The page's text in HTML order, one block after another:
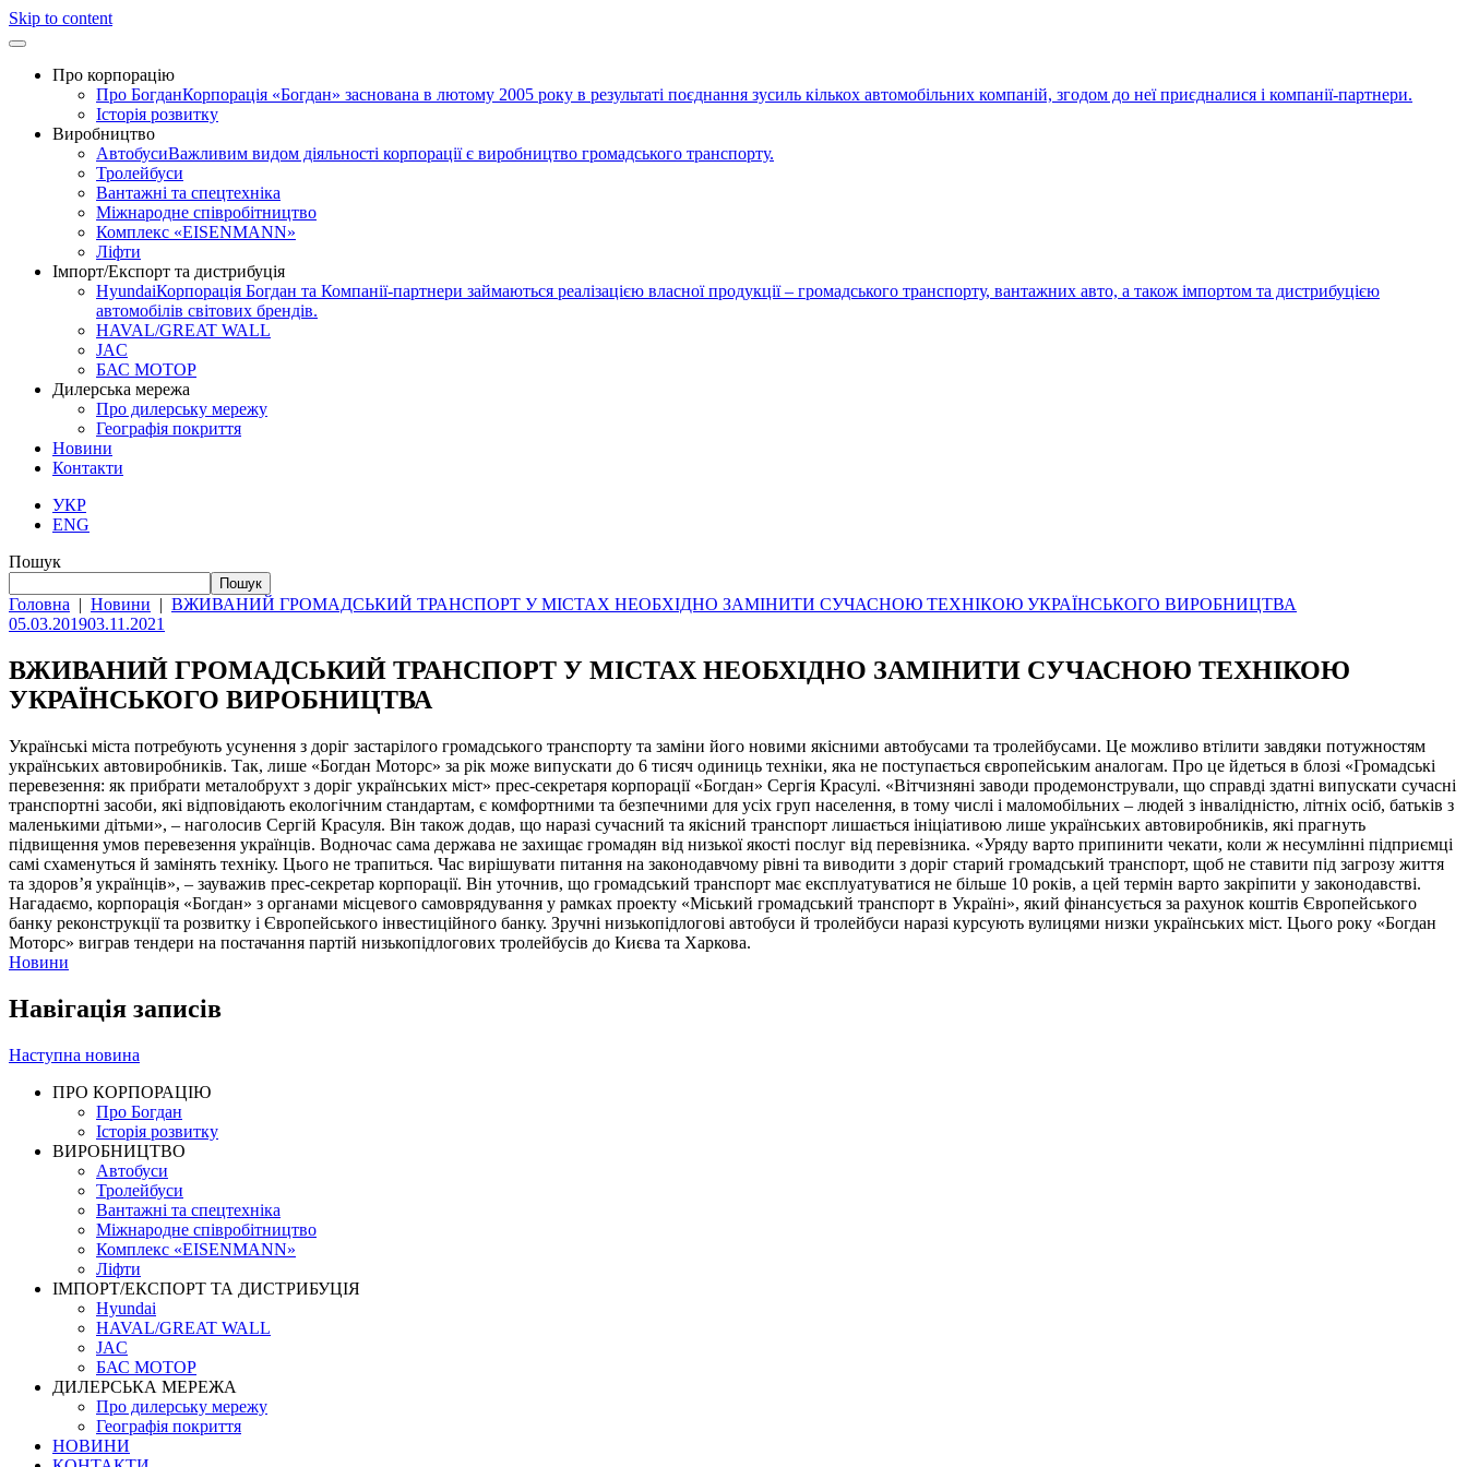
Skip to content
Про корпорацію
Про БогданКорпорація «Богдан» заснована в лютому 2005 року в результаті поєднання зусиль кількох автомобільних компаній, згодом до неї приєдналися і компанії-партнери.
Історія розвитку
Виробництво
АвтобусиВажливим видом діяльності корпорації є виробництво громадського транспорту.
Тролейбуси
Вантажні та спецтехніка
Міжнародне співробітництво
Комплекс «EISENMANN»
Ліфти
Імпорт/Експорт та дистрибуція
HyundaiКорпорація Богдан та Компанії-партнери займаються реалізацією власної продукції – громадського транспорту, вантажних авто, а також імпортом та дистрибуцією
автомобілів світових брендів.
HAVAL/GREAT WALL
JAC
БАС МОТОР
Дилерська мережа
Про дилерську мережу
Географія покриття
Новини
Контакти
УКР
ENG
Пошук
Пошук
Головна | Новини | ВЖИВАНИЙ ГРОМАДСЬКИЙ ТРАНСПОРТ У МІСТАХ НЕОБХІДНО ЗАМІНИТИ СУЧАСНОЮ ТЕХНІКОЮ УКРАЇНСЬКОГО ВИРОБНИЦТВА
05.03.201903.11.2021
ВЖИВАНИЙ ГРОМАДСЬКИЙ ТРАНСПОРТ У МІСТАХ НЕОБХІДНО ЗАМІНИТИ СУЧАСНОЮ ТЕХНІКОЮ
УКРАЇНСЬКОГО ВИРОБНИЦТВА
Українські міста потребують усунення з доріг застарілого громадського транспорту та заміни його новими якісними автобусами та тролейбусами. Це можливо втілити завдяки потужностям
українських автовиробників. Так, лише «Богдан Моторс» за рік може випускати до 6 тисяч одиниць техніки, яка не поступається європейським аналогам. Про це йдеться в блозі «Громадські
перевезення: як прибрати металобрухт з доріг українських міст» прес-секретаря корпорації «Богдан» Сергія Красулі. «Вітчизняні заводи продемонстрували, що справді здатні випускати сучасні
транспортні засоби, які відповідають екологічним стандартам, є комфортними та безпечними для усіх груп населення, в тому числі і маломобільних – людей з інвалідністю, літніх осіб, батьків з
маленькими дітьми», – наголосив Сергій Красуля. Він також додав, що наразі сучасний та якісний транспорт лишається ініціативою лише українських автовиробників, які прагнуть
підвищення умов перевезення українців. Водночас сама держава не захищає громадян від низької якості послуг від перевізника. «Уряду варто припинити чекати, коли ж несумлінні підприємці
самі схаменуться й замінять техніку. Цього не трапиться. Час вирішувати питання на законодавчому рівні та виводити з доріг старий громадський транспорт, щоб не ставити під загрозу життя
та здоров’я українців», – зауважив прес-секретар корпорації. Він уточнив, що громадський транспорт має експлуатуватися не більше 10 років, а цей термін варто закріпити у законодавстві.
Нагадаємо, корпорація «Богдан» з органами місцевого самоврядування у рамках проекту «Міський громадський транспорт в Україні», який фінансується за рахунок коштів Європейського
банку реконструкції та розвитку і Європейського інвестиційного банку. Зручні низькопідлогові автобуси й тролейбуси наразі курсують вулицями низки українських міст. Цього року «Богдан
Моторс» виграв тендери на постачання партій низькопідлогових тролейбусів до Києва та Харкова.
Новини
Навігація записів
Наступна новина
ПРО КОРПОРАЦІЮ
Про Богдан
Історія розвитку
ВИРОБНИЦТВО
Автобуси
Тролейбуси
Вантажні та спецтехніка
Міжнародне співробітництво
Комплекс «EISENMANN»
Ліфти
ІМПОРТ/ЕКСПОРТ ТА ДИСТРИБУЦІЯ
Hyundai
HAVAL/GREAT WALL
JAC
БАС МОТОР
ДИЛЕРСЬКА МЕРЕЖА
Про дилерську мережу
Географія покриття
НОВИНИ